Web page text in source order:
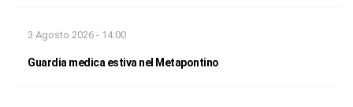
3 Agosto 2026 - 14:00
Guardia medica estiva nel Metapontino